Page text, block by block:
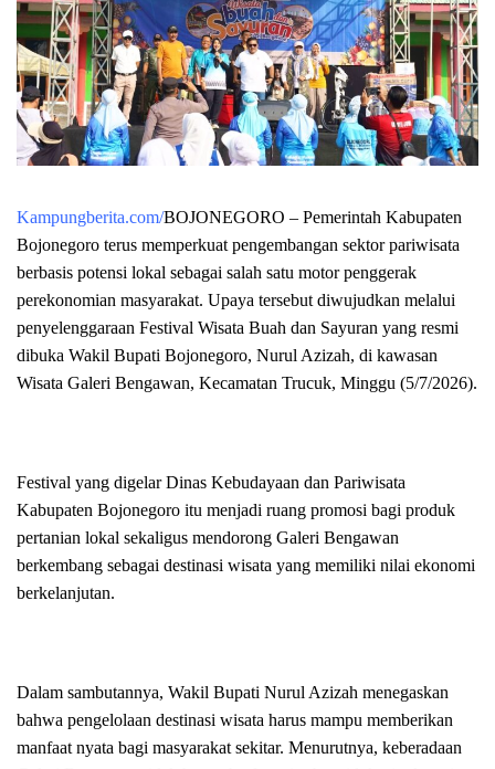
Kampungberita.com/BOJONEGORO – Pemerintah Kabupaten
Bojonegoro terus memperkuat pengembangan sektor pariwisata
berbasis potensi lokal sebagai salah satu motor penggerak
perekonomian masyarakat. Upaya tersebut diwujudkan melalui
penyelenggaraan Festival Wisata Buah dan Sayuran yang resmi
dibuka Wakil Bupati Bojonegoro, Nurul Azizah, di kawasan
Wisata Galeri Bengawan, Kecamatan Trucuk, Minggu (5/7/2026).
Festival yang digelar Dinas Kebudayaan dan Pariwisata
Kabupaten Bojonegoro itu menjadi ruang promosi bagi produk
pertanian lokal sekaligus mendorong Galeri Bengawan
berkembang sebagai destinasi wisata yang memiliki nilai ekonomi
berkelanjutan.
Dalam sambutannya, Wakil Bupati Nurul Azizah menegaskan
bahwa pengelolaan destinasi wisata harus mampu memberikan
manfaat nyata bagi masyarakat sekitar. Menurutnya, keberadaan